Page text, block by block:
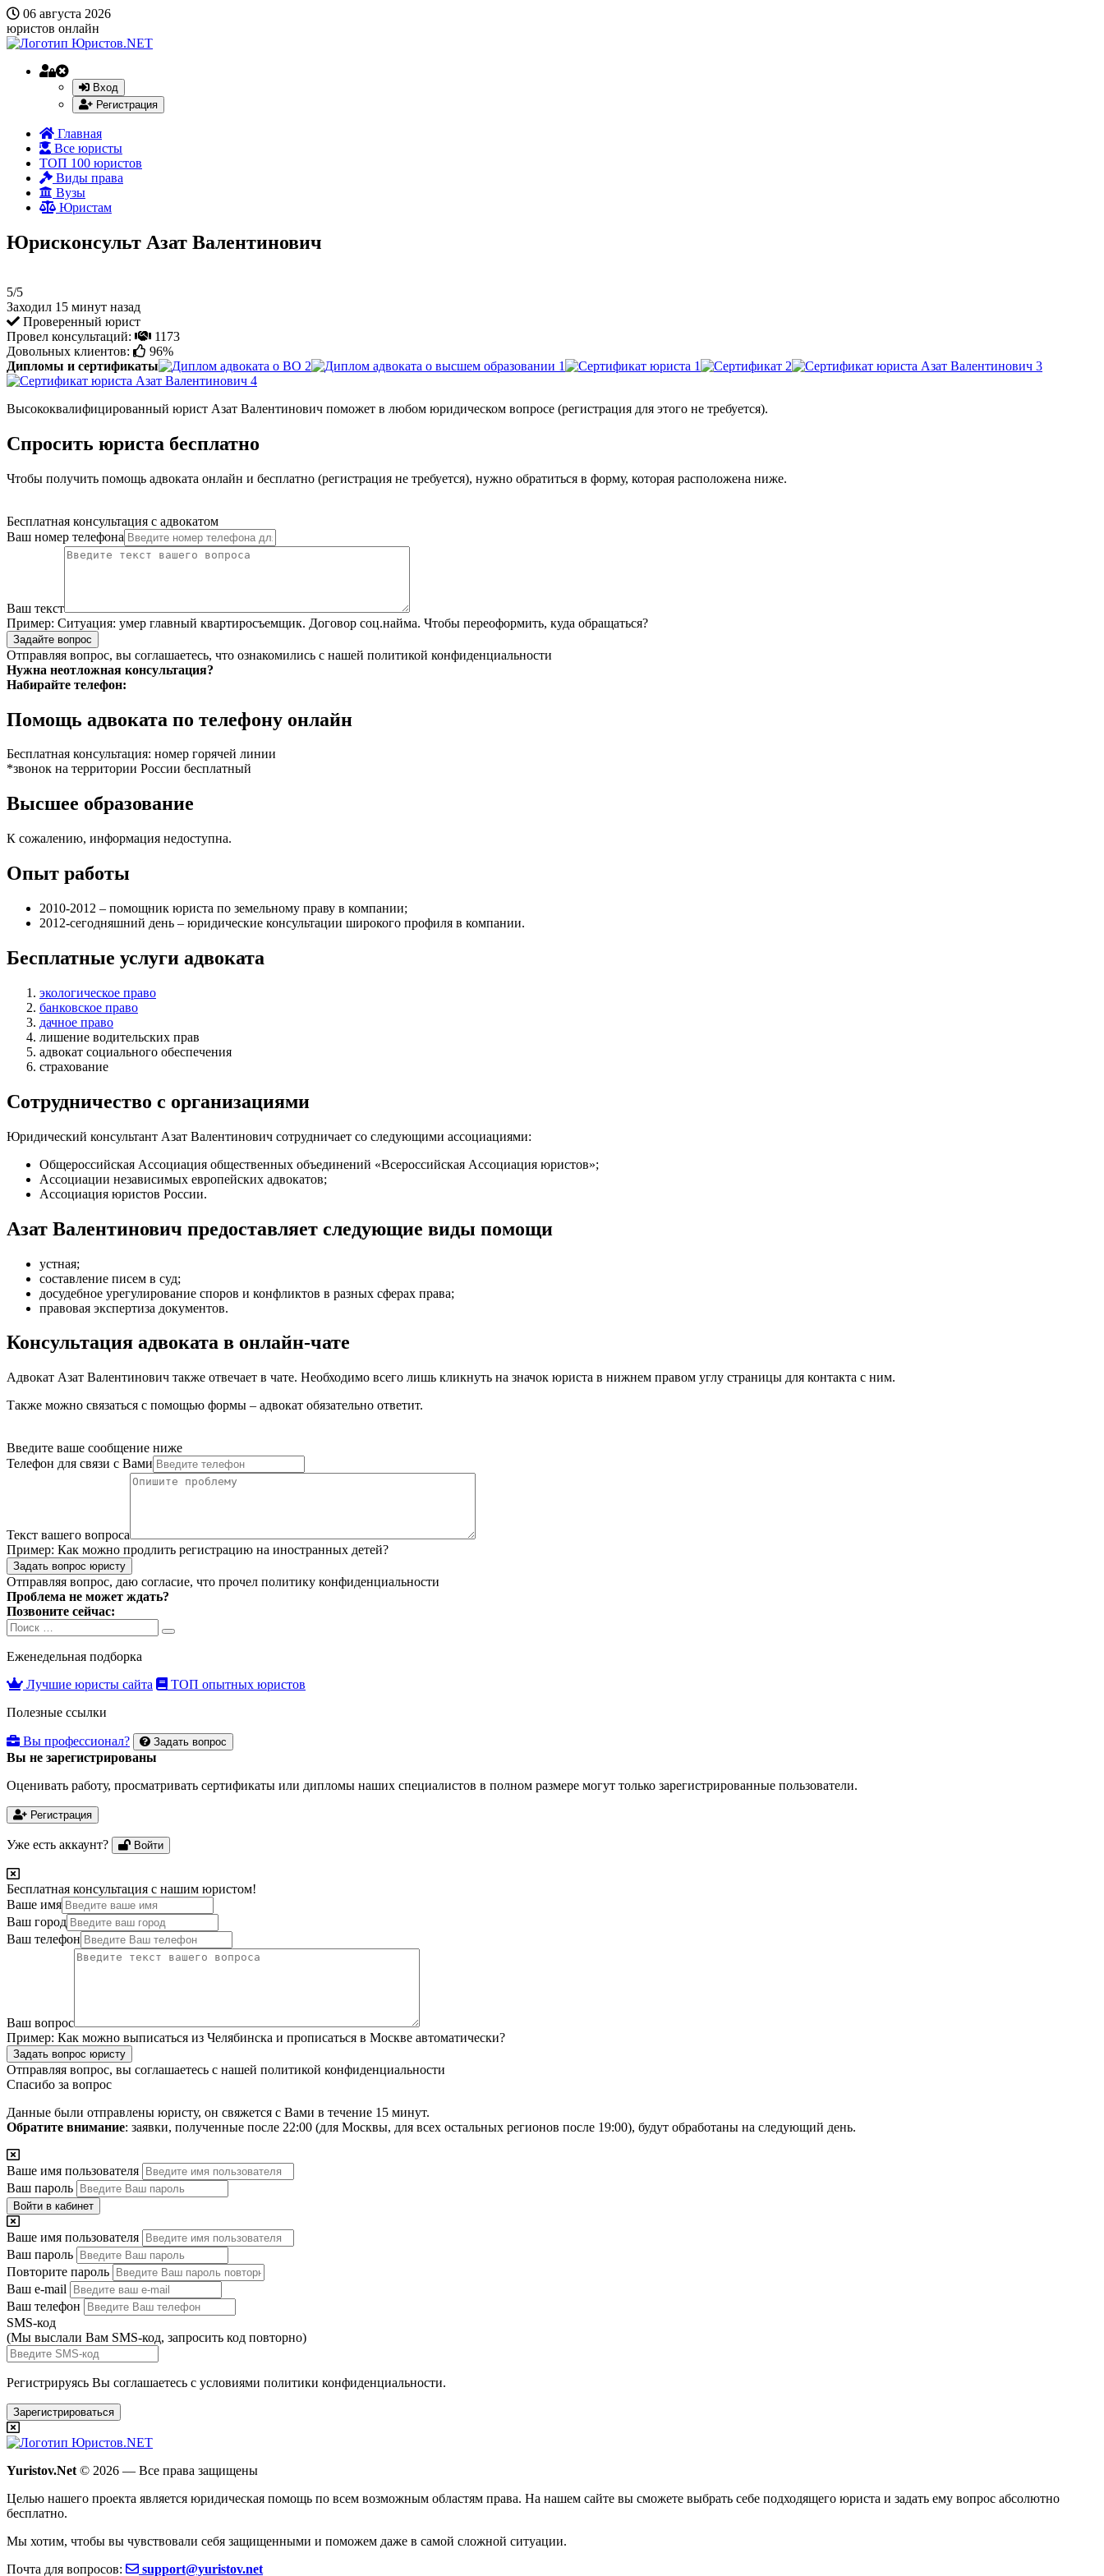
06 августа 2026
юристов онлайн
Вход
Регистрация
Главная
Все юристы
ТОП 100 юристов
Виды права
Вузы
Юристам
Юрисконсульт Азат Валентинович
5/5
Заходил 15 минут назад
Проверенный юрист
Провел консультаций:
1173
Довольных клиентов:
96%
Дипломы и сертификаты
Высококвалифицированный юрист Азат Валентинович поможет в любом юридическом вопросе (регистрация для этого не требуется).
Спросить юриста бесплатно
Чтобы получить помощь адвоката онлайн и бесплатно (регистрация не требуется), нужно обратиться в форму, которая расположена ниже.
Бесплатная консультация с адвокатом
Ваш номер телефона
Ваш текст
Пример: Ситуация: умер главный квартиросъемщик. Договор соц.найма. Чтобы переоформить, куда обращаться?
Задайте вопрос
Отправляя вопрос, вы соглашаетесь, что ознакомились с нашей политикой конфиденциальности
Нужна неотложная консультация?
Набирайте телефон:
Помощь адвоката по телефону онлайн
Бесплатная консультация: номер горячей линии
*звонок на территории России бесплатный
Высшее образование
К сожалению, информация недоступна.
Опыт работы
2010-2012 – помощник юриста по земельному праву в компании;
2012-сегодняшний день – юридические консультации широкого профиля в компании.
Бесплатные услуги адвоката
экологическое право
банковское право
дачное право
лишение водительских прав
адвокат социального обеспечения
страхование
Сотрудничество с организациями
Юридический консультант Азат Валентинович сотрудничает со следующими ассоциациями:
Общероссийская Ассоциация общественных объединений «Всероссийская Ассоциация юристов»;
Ассоциации независимых европейских адвокатов;
Ассоциация юристов России.
Азат Валентинович предоставляет следующие виды помощи
устная;
составление писем в суд;
досудебное урегулирование споров и конфликтов в разных сферах права;
правовая экспертиза документов.
Консультация адвоката в онлайн-чате
Адвокат Азат Валентинович также отвечает в чате. Необходимо всего лишь кликнуть на значок юриста в нижнем правом углу страницы для контакта с ним.
Также можно связаться с помощью формы – адвокат обязательно ответит.
Введите ваше сообщение ниже
Телефон для связи с Вами
Текст вашего вопроса
Пример: Как можно продлить регистрацию на иностранных детей?
Задать вопрос юристу
Отправляя вопрос, даю согласие, что прочел политику конфиденциальности
Проблема не может ждать?
Позвоните сейчас:
Search
for:
Search
Еженедельная подборка
Лучшие юристы сайта
ТОП опытных юристов
Полезные ссылки
Вы профессионал? Задать вопрос
Вы не зарегистрированы
Оценивать работу, просматривать сертификаты или дипломы наших специалистов в полном размере могут только зарегистрированные пользователи.
Регистрация
Уже есть аккаунт? Войти
Бесплатная консультация с нашим юристом!
Ваше имя
Ваш город
Ваш телефон
Ваш вопрос
Пример: Как можно выписаться из Челябинска и прописаться в Москве автоматически?
Задать вопрос юристу
Отправляя вопрос, вы соглашаетесь с нашей политикой конфиденциальности
Спасибо за вопрос
Данные были отправлены юристу, он свяжется с Вами в течение 15 минут.
Обратите внимание: заявки, полученные после 22:00 (для Москвы, для всех остальных регионов после 19:00), будут обработаны на следующий день.
Ваше имя пользователя
Ваш пароль
Войти в кабинет
Ваше имя пользователя
Ваш пароль
Повторите пароль
Ваш e-mail
Ваш телефон
SMS-код
(Мы выслали Вам SMS-код, запросить код повторно)
Регистрируясь Вы соглашаетесь с условиями политики конфиденциальности.
Зарегистрироваться
Yuristov.Net © 2026 — Все права защищены
Целью нашего проекта является юридическая помощь по всем возможным областям права. На нашем сайте вы сможете выбрать себе подходящего юриста и задать ему вопрос абсолютно
бесплатно.
Мы хотим, чтобы вы чувствовали себя защищенными и поможем даже в самой сложной ситуации.
Почта для вопросов:
support@yuristov.net